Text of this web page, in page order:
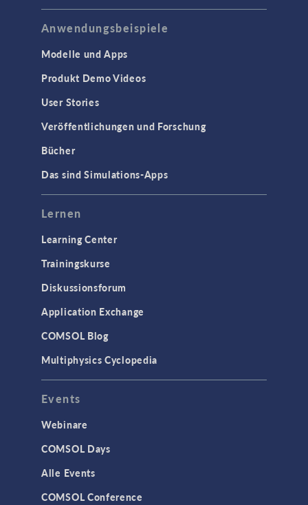
Niederfrequenz-Elektromagnetik
Plasmaphysik
SCHNITTSTELLEN
CAD
STRÖMUNG & WÄRME
(CFD)
Mikrofluidik
Particle Tracing in Strömungen
Strömung in porösen Medien
Wärmetransport
STRUKTURMECHANIK &
AKUSTIK
Akustik & Schwingungen
Materialmodelle
MEMS & Piezoelektrische Elemente
Anwendungsbeispiele
Modelle und Apps
Produkt Demo Videos
User Stories
Veröffentlichungen und Forschung
Bücher
Das sind Simulations-Apps
Lernen
Learning Center
Trainingskurse
Diskussionsforum
Application Exchange
COMSOL Blog
Multiphysics Cyclopedia
Events
Webinare
COMSOL Days
Alle Events
COMSOL Conference